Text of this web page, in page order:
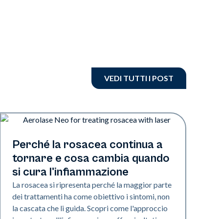
VEDI TUTTI I POST
Salute della pelle
Perché la rosacea continua a
tornare e cosa cambia quando
si cura l'infiammazione
La rosacea si ripresenta perché la maggior parte
dei trattamenti ha come obiettivo i sintomi, non
la cascata che li guida. Scopri come l'approccio